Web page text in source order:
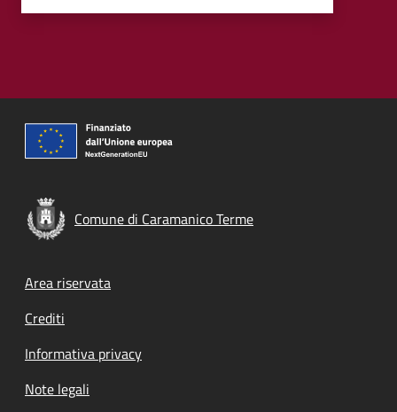
Comune di Caramanico Terme
Footer menu
Area riservata
Crediti
Informativa privacy
Note legali